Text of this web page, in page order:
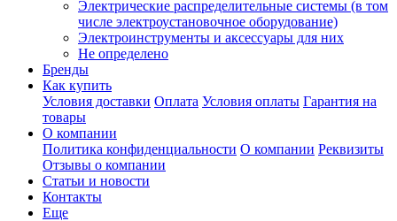
Электрические распределительные системы (в том
числе электроустановочное оборудование)
Электроинструменты и аксессуары для них
Не определено
Бренды
Как купить
Условия доставки Оплата Условия оплаты Гарантия на
товары
О компании
Политика конфиденциальности О компании Реквизиты
Отзывы о компании
Статьи и новости
Контакты
Еще